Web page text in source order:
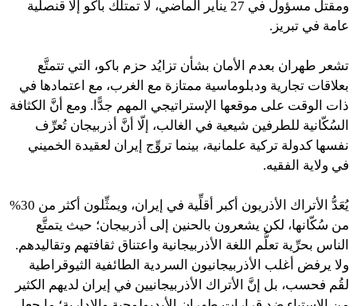
ومقتل مسؤول في 27 يناير الماضي، لا تمتلك باكو إلّا قنصلية
عامة في تبريز.
تشعر طهران بعدم الأمان بشأن تزايُد حزم باكو، التي تتمتَّع
بعلاقات تجارية ودبلوماسية ممتازة مع الغرب، مع اعتمادها في
ذات الوقت على موقعها الإستراتيجي المهم جدًّا. ومع أنَّ الكثافة
السُكّانية للطرفين شيعية في الغالب، إلّا أنَّ أذربيجان تُعرِّف
نفسها كدولة تركية علمانية، بينما تروِّج إيران لعقيدة الخميني
في ولاية الفقيه.
يُعَدُّ الأتراك الأذريون أكبر أقلِّية في إيران، ويمثِّلون أكثر من 30%
من سُكّانها، لكن يشعرون بالحنين إلى أذربيجان؛ حيث يتمتَّع
الناس بحرِّية تعلُّم اللغة الأذربيجانية واعتناق ثقافتهم وتقاليدهم.
ولا يرفض أغلب الأذربيجانيون السردية الطائفية الثيوقراطية
لقُم فحسب، بل إنَّ الأتراك الأذربيجانيين في إيران لديهم الكثير